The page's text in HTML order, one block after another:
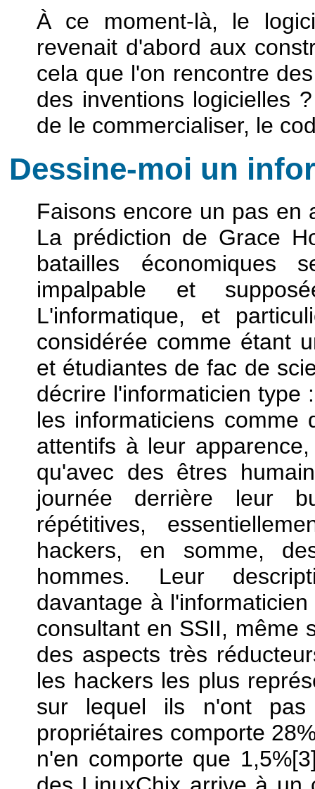
À ce moment-là, le
revenait d'abord aux
cela que l'on rencontre
des inventions logicielles
de le commercialiser, le
Dessine-moi un
Faisons encore un pas en
La prédiction de Grace
batailles économiques
impalpable et
L'informatique, et
considérée comme étant
et étudiantes de fac de
décrire l'informaticien type
les informaticiens comme
attentifs à leur
qu'avec des êtres
journée derrière leur
répétitives,
hackers, en somme,
hommes. Leur
davantage à
consultant en SSII, même
des aspects très
les hackers les plus
sur lequel ils n'ont
propriétaires comporte
n'en comporte que